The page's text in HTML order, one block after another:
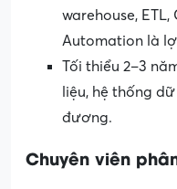
warehouse,
Automation là
Tối thiểu 2–3
liệu, hệ thống
đương.
Chuyên viên